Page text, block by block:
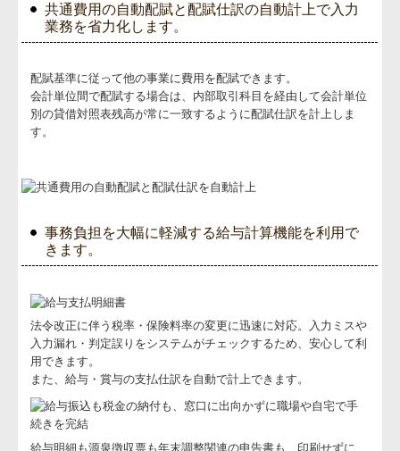
共通費用の自動配賦と配賦仕訳の自動計上で入力
業務を省力化します。
配賦基準に従って他の事業に費用を配賦できます。
会計単位間で配賦する場合は、内部取引科目を経由して会計単位
別の貸借対照表残高が常に一致するように配賦仕訳を計上しま
す。
事務負担を大幅に軽減する給与計算機能を利用で
きます。
法令改正に伴う税率・保険料率の変更に迅速に対応。入力ミスや
入力漏れ・判定誤りをシステムがチェックするため、安心して利
用できます。
また、給与・賞与の支払仕訳を自動で計上できます。
給与明細も源泉徴収票も年末調整関連の申告書も、印刷せずに